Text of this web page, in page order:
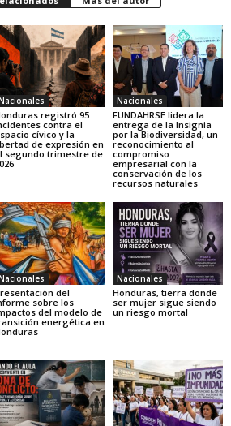
registró 95
contra el
cívico y la
de expresión en
segundo trimestre de
Nacionales
FUNDAHRSE lidera la
entrega de la Insignia
por la Biodiversidad, un
reconocimiento al
compromiso
empresarial con la
conservación de los
recursos naturales
del
sobre los
del modelo de
energética en
Nacionales
Honduras, tierra donde
ser mujer sigue siendo
un riesgo mortal